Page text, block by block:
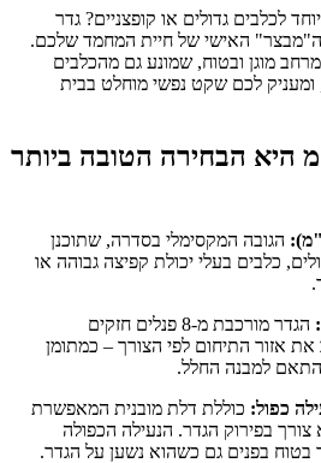
לכלבים גדולים או קופצניים? גדר
107 ס"מ היא ה"מבצר" האישי של חיית המחמד שלכם.
מוגן ובטוח, שמונע גם מהכלבים
ומעניק לכם שקט נפשי מוחלט בבית
ה-107 ס"מ היא הבחירה הטובה ביותר
הגובה המקסימלי בסדרה, שתוכנן
כלבים בעלי יכולת קפיצה גבוהה או
הגדר מורכבת מ-8 פנלים חזקים
אזור התיחום לפי הצורך – כמתומן
למבנה החלל.
כפול: כוללת דלת מובנית המאפשרת
צורך בפירוק הגדר. הנעילה הכפולה
בפנים גם כשהוא נשען על הגדר.